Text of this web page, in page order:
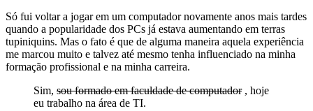
Só fui voltar a jogar em um computador novamente anos mais tardes
quando a popularidade dos PCs já estava aumentando em terras
tupiniquins. Mas o fato é que de alguma maneira aquela experiência
me marcou muito e talvez até mesmo tenha influenciado na minha
formação profissional e na minha carreira.
Sim, sou formado em faculdade de computador, hoje
eu trabalho na área de TI.